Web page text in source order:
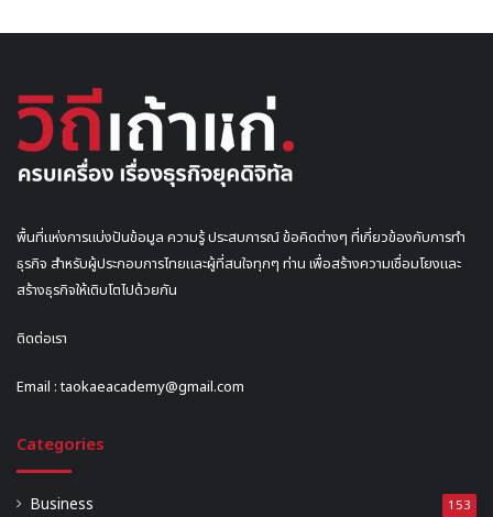
พื้นที่แห่งการแบ่งปันข้อมูล ความรู้ ประสบการณ์ ข้อคิดต่างๆ ที่เกี่ยวข้องกับการทำ
ธุรกิจ สำหรับผู้ประกอบการไทยและผู้ที่สนใจทุกๆ ท่าน เพื่อสร้างความเชื่อมโยงและ
สร้างธุรกิจให้เติบโตไปด้วยกัน
ติดต่อเรา
Email :taokaeacademy@gmail.com
Categories
Business 153